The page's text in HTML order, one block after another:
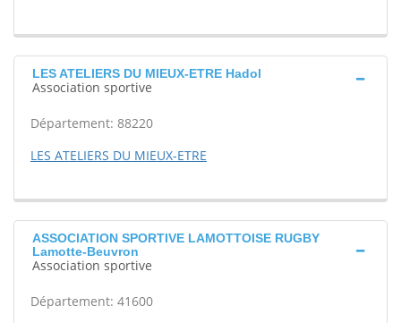
LES ATELIERS DU MIEUX-ETRE Hadol
Association sportive
Département: 88220
LES ATELIERS DU MIEUX-ETRE
ASSOCIATION SPORTIVE LAMOTTOISE RUGBY
Lamotte-Beuvron
Association sportive
Département: 41600